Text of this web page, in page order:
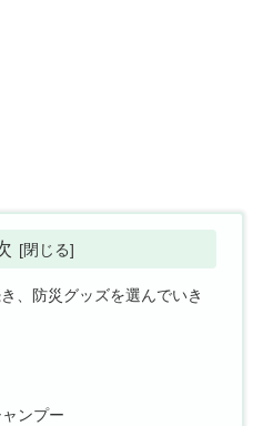
、防災グッズを選んでいき
ンプー